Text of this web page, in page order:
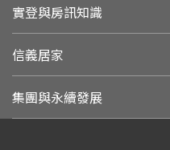
實登與房訊知識
信義居家
集團與永續發展